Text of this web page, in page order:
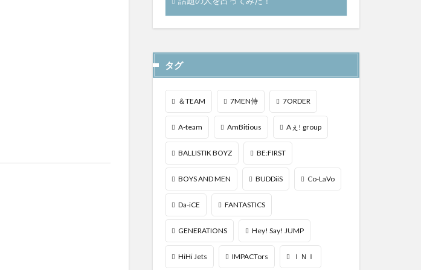
タグ
＆TEAM 7MEN侍 7ORDER
A-team AmBitious Aぇ! group
BALLISTIK BOYZ BE:FIRST
BOYS AND MEN BUDDiiS Co-LaVo
Da-iCE FANTASTICS
GENERATIONS Hey! Say! JUMP
HiHi Jets IMPACTors ＩＮＩ